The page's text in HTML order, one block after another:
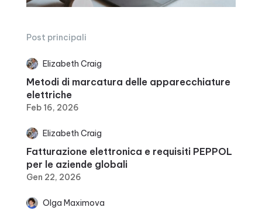
Post principali
Elizabeth Craig
Metodi di marcatura delle apparecchiature
elettriche
Feb 16, 2026
Elizabeth Craig
Fatturazione elettronica e requisiti PEPPOL
per le aziende globali
Gen 22, 2026
Olga Maximova